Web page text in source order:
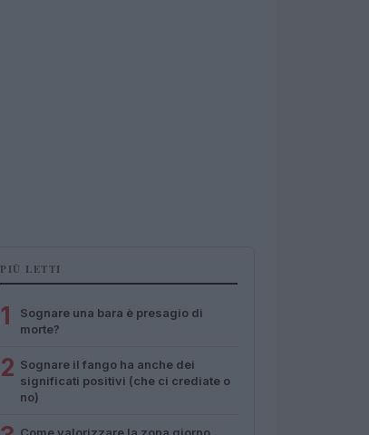
PIÙ LETTI
1
Sognare una bara è presagio di
morte?
2 Sognare il fango ha anche dei
significati positivi (che ci crediate o
no)